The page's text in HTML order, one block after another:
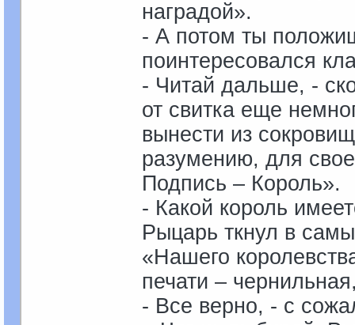
наградой».
- А потом ты
поинтересовался
- Читай дальше, -
от свитка еще
вынести из
разумению, для
Подпись – Король».
- Какой король
Рыцарь ткнул в
«Нашего
печати –
- Все верно, - с